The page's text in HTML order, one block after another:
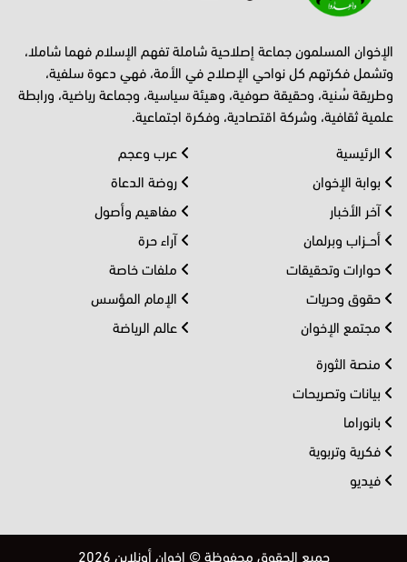
الإخوان المسلمون جماعة إصلاحية شاملة تفهم الإسلام فهما شاملا،
وتشمل فكرتهم كل نواحي الإصلاح في الأمة، فهي دعوة سلفية،
وطريقة سُنية، وحقيقة صوفية، وهيئة سياسية، وجماعة رياضية، ورابطة
علمية ثقافية، وشركة اقتصادية، وفكرة اجتماعية.
الرئيسية
بوابة الإخوان
آخر الأخبار
أحــزاب وبرلمان
حوارات وتحقيقات
حقوق وحريات
مجتمع الإخوان
عرب وعجم
روضة الدعاة
مفاهيم وأصول
آراء حرة
ملفات خاصة
الإمام المؤسس
عالم الرياضة
منصة الثورة
بيانات وتصريحات
بانوراما
فكرية وتربوية
فيديو
جميع الحقوق محفوظة © إخوان أونلاين 2026